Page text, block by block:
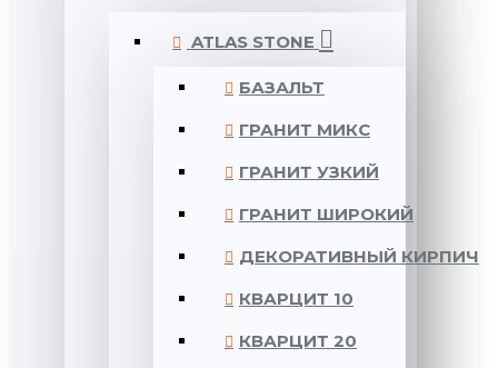
ATLAS STONE
БАЗАЛЬТ
ГРАНИТ МИКС
ГРАНИТ УЗКИЙ
ГРАНИТ ШИРОКИЙ
ДЕКОРАТИВНЫЙ КИРПИЧ
КВАРЦИТ 10
КВАРЦИТ 20